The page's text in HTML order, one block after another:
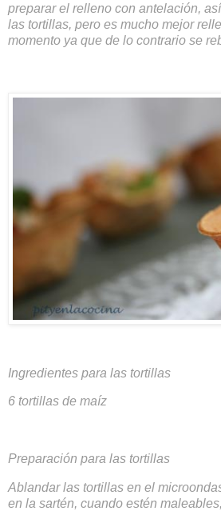
preparar el relleno con antelación,
las tortillas, pero es mucho mejor
momento ya que de lo contrario se
Ingredientes para las tortillas
6 tortillas de maíz
Preparación para las tortillas
Ablandar las tortillas en el
en la sartén, cuando estén